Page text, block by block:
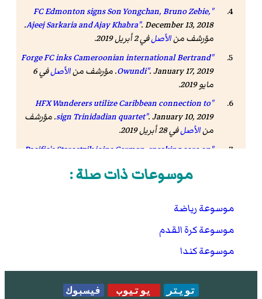
"FC Edmonton signs Son Yongchan, Bruno Zebie,
Ajeej Sarkaria and Ajay Khabra"
. December 13, 2018.
مؤرشف منالأصلفي 2 أبريل 2019.
"Forge FC inks Cameroonian international Bertrand
Owundi". January 17, 2019. مؤرشف من الأصل
في 6
مايو 2019.
"HFX Wanderers utilize Caribbean connection to
sign Trinidadian quartet". January 10, 2019. مؤرشف
منالأصلفي 28 أبريل 2019.
"Pacific's Starostzik joins German-speaking core on
أكتوبر 2019.
. February 15, 2019. مؤرشف من
"He's prolific': York9 FC signs Swedish target man
مؤرشف منالأصلفي 27 أبريل 2019.
"Former Arsenal, West Ham youth striker Jordan
موسوعات ذات صلة :
موسوعة رياضة
موسوعة كرة القدم
موسوعة كندا
تويتر يوتيوب فيسبوك